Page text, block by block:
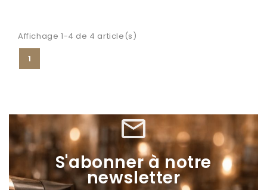
Affichage 1-4 de 4 article(s)
1
mail_outline
S'abonner à notre
newsletter